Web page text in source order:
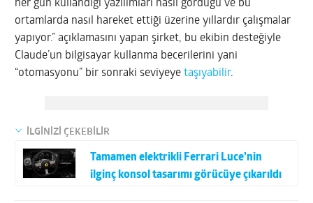
her gün kullandığı yazılımları nasıl gördüğü ve bu
ortamlarda nasıl hareket ettiği üzerine yıllardır çalışmalar
yapıyor.” açıklamasını yapan şirket, bu ekibin desteğiyle
Claude’un bilgisayar kullanma becerilerini yani
“otomasyonu” bir sonraki seviyeyetaşıyabilir.
İLGİNİZİ ÇEKEBİLİR
Tamamen elektrikli Ferrari Luce’nin
ilginç konsol tasarımı görücüye çıkarıldı